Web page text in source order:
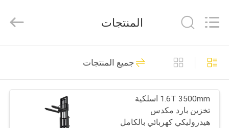
الصفحة
الرئيسية
منتجات
Machinery
Co.,Ltd.
Reserved.
مكدس البليت
الكهربائي
140
المنتجات
جميع المنتجات
1.6T 3500mm اسلكية
تخزين بارد مكدس
هيدروليكي كهربائي بالكامل